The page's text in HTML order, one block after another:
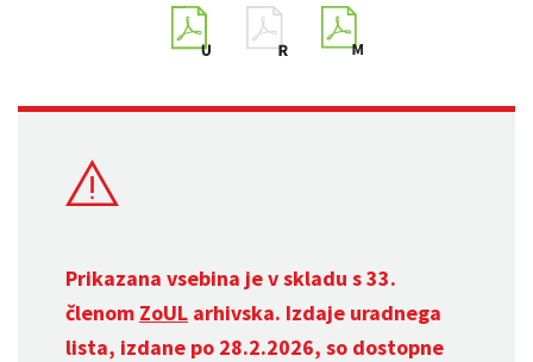
Prikazana vsebina je v skladu s 33.
členom ZoUL arhivska. Izdaje uradnega
lista, izdane po 28.2.2026, so dostopne